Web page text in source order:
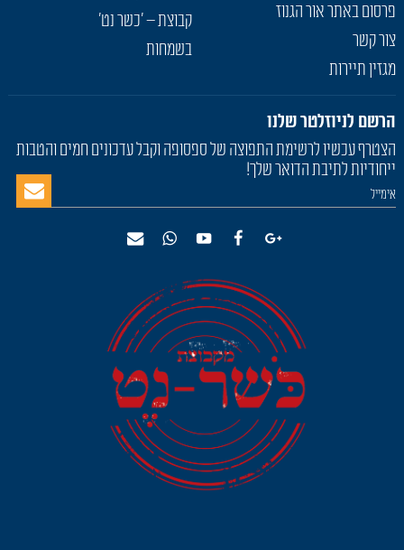
פרסום באתר אור הגנוז
צור קשר
מגזין תיירות
קבוצת – 'כשר נט'
בשמחות
הרשם לניוזלטר שלנו
הצטרף עכשיו לרשימת התפוצה של ספסופה וקבל עדכונים חמים והטבות
ייחודיות לתיבת הדואר שלך!